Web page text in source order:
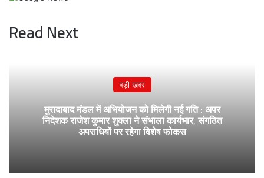
Read Next
बड़ी खबर
मुरादाबाद मंडल में अभियोजन को मिलेगी नई गति : अपर
निदेशक राजेश कुमार शुक्ला ने संभाला कार्यभार, संगठित
अपराधियों पर रहेगा विशेष फोकस